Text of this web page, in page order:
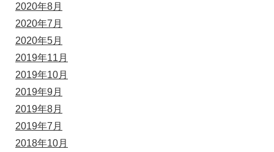
2020年8月
2020年7月
2020年5月
2019年11月
2019年10月
2019年9月
2019年8月
2019年7月
2018年10月